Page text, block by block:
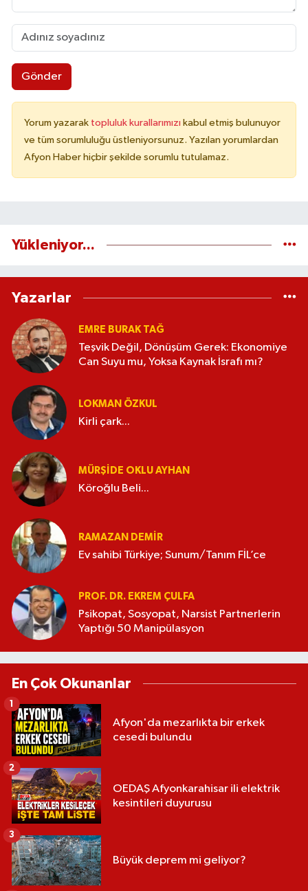
Gönder
Yorum yazarak topluluk kurallarımızı kabul etmiş bulunuyor
ve tüm sorumluluğu üstleniyorsunuz. Yazılan yorumlardan
Afyon Haber hiçbir şekilde sorumlu tutulamaz.
Yükleniyor...
Yazarlar
EMRE BURAK TAĞ
Teşvik Değil, Dönüşüm Gerek: Ekonomiye
Can Suyu mu, Yoksa Kaynak İsrafı mı?
LOKMAN ÖZKUL
Kirli çark...
MÜRŞIDE OKLU AYHAN
Köroğlu Beli...
RAMAZAN DEMİR
Ev sahibi Türkiye; Sunum/Tanım FİL’ce
PROF. DR. EKREM ÇULFA
Psikopat, Sosyopat, Narsist Partnerlerin
Yaptığı 50 Manipülasyon
En Çok Okunanlar
Afyon'da mezarlıkta bir erkek
cesedi bulundu
1
OEDAŞ Afyonkarahisar ili elektrik
kesintileri duyurusu
2
Büyük deprem mi geliyor?
3